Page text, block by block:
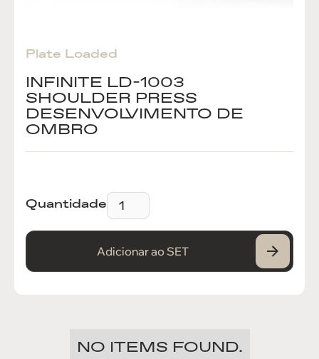
Plate Loaded
INFINITE LD-1003
SHOULDER PRESS
DESENVOLVIMENTO DE
OMBRO
Quantidade
Adicionar ao SET
NO ITEMS FOUND.